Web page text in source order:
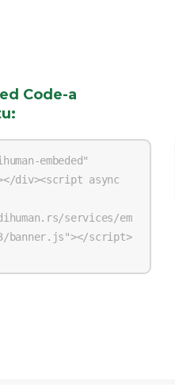
Code-a
: